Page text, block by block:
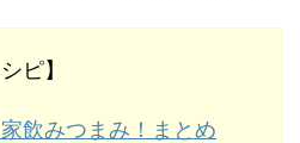
ピ】
飲みつまみ！まとめ